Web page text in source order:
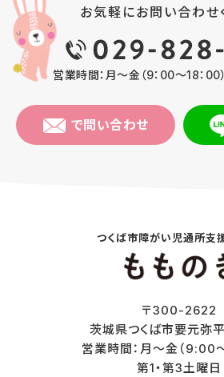
お気軽にお問い合わせ
営業時間：月～金（9：00～18：
で問い合わせ
つくば市障がい児通所支
〒300-2622
茨城県つくば市要元弥
営業時間：月～金（9:00
第1・第3土曜日